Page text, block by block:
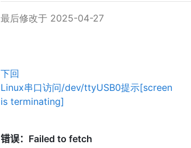
最后修改于 2025-04-27
下回
Linux串口访问/dev/ttyUSB0提示[screen
is terminating]